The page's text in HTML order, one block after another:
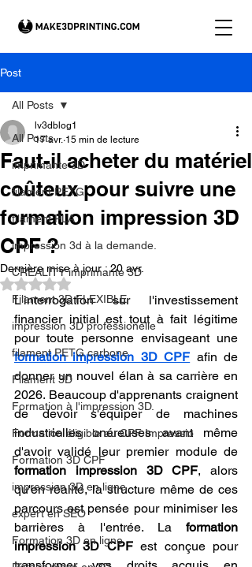
Post
All Posts
imprimante 3D
filament PETG
filament PLA
impression 3d à la demande.
CREALITY imprimante 3D
Filament 3D FLEXIBLE
impression 3D professionelle
filament PETG carbone
Filament 3D
Formation à l'impression 3D.
Formation éligible au CPF Impressio
Formation 3D CPF
impression 3D en ligne
expert en SEO
Formation 3D en ligne.
All Posts
Faut-il acheter du matériel
coûteux pour suivre une
formation impression 3D
CPF ?
lv3dblog1
17 avr. 15 min de lecture
Dernière mise à jour :20 avr.
Noté NaN étoiles sur 5.
L'interrogation sur l'investissement
financier initial est tout à fait légitime
formation impression 3D CPF afin de
donner un nouvel élan à sa carrière en
2026. Beaucoup d'apprenants craignent
de devoir s'équiper de machines
industrielles onéreuses avant même
formation impression 3D CPF, alors
qu'en réalité, la structure même de ces
parcours est pensée pour minimiser les
barrières à l'entrée. La formation
impression 3D CPF est conçue pour